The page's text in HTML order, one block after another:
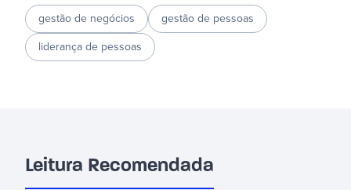
gestão de negócios gestão de pessoas
liderança de pessoas
Leitura Recomendada